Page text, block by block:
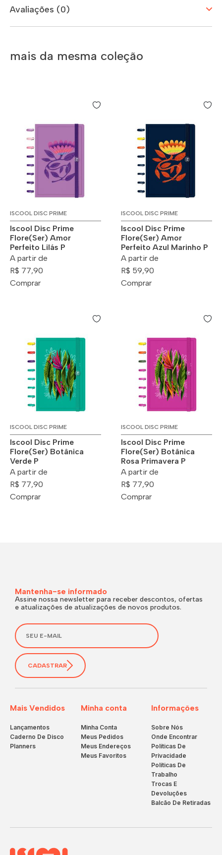
Avaliações (0)
mais da mesma coleção
ISCOOL DISC PRIME
Iscool Disc Prime
Flore(Ser) Amor
Perfeito Lilás P
A partir de
R$ 77,90
Comprar
ISCOOL DISC PRIME
Iscool Disc Prime
Flore(Ser) Amor
Perfeito Azul Marinho P
A partir de
R$ 59,90
Comprar
ISCOOL DISC PRIME
Iscool Disc Prime
Flore(Ser) Botânica
Verde P
A partir de
R$ 77,90
Comprar
ISCOOL DISC PRIME
Iscool Disc Prime
Flore(Ser) Botânica
Rosa Primavera P
A partir de
R$ 77,90
Comprar
Mais Vendidos
Lançamentos
Caderno De Disco
Planners
Minha conta
Minha Conta
Meus Pedidos
Meus Endereços
Meus Favoritos
Informações
Sobre Nós
Onde Encontrar
Políticas De
Privacidade
Políticas De
Trabalho
Trocas E
Devoluções
Balcão De Retiradas
Mantenha-se informado
Assine nossa newsletter para receber descontos, ofertas
e atualizações de atualizações de novos produtos.
CADASTRAR